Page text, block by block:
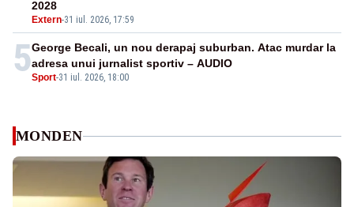
Extern-31 iul. 2026, 17:59
2028
5Sport-31 iul. 2026, 18:00
George Becali, un nou derapaj suburban. Atac murdar la
adresa unui jurnalist sportiv – AUDIO
MONDEN